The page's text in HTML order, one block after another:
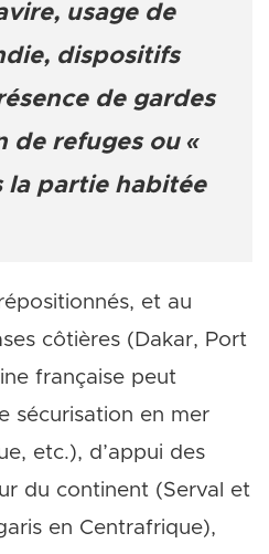
usage de
dispositifs
de gardes
de refuges ou «
la partie habitée
et au
côtières (Dakar, Port
française peut
sécurisation en mer
etc.), d’appui des
du continent (Serval et
en Centrafrique),